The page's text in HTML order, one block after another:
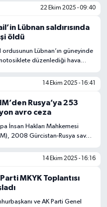
altyapı büyük hasar gördü.
22 Ekim 2025 - 09:40
Lübnan saldırısında
öldü
ordusunun Lübnan’ın güneyinde
düzenlediği hava
gerilim tırmanmaya devam
14 Ekim 2025 - 16:41
Rusya’ya 253
avro ceza
İnsan Hakları Mahkemesi
2008 Gürcistan-Rusya savaşı
Rusya’yı 253 milyon avro
14 Ekim 2025 - 16:16
MKYK Toplantısı
ve AK Parti Genel